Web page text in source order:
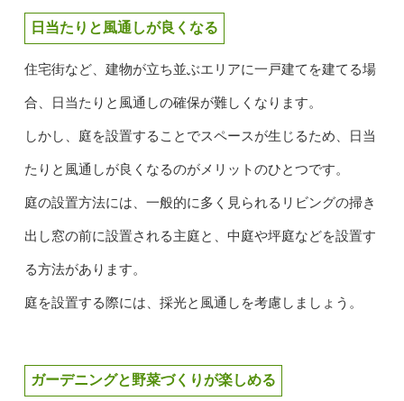
日当たりと風通しが良くなる
住宅街など、建物が立ち並ぶエリアに一戸建てを建てる場
合、日当たりと風通しの確保が難しくなります。
しかし、庭を設置することでスペースが生じるため、日当
たりと風通しが良くなるのがメリットのひとつです。
庭の設置方法には、一般的に多く見られるリビングの掃き
出し窓の前に設置される主庭と、中庭や坪庭などを設置す
る方法があります。
庭を設置する際には、採光と風通しを考慮しましょう。
ガーデニングと野菜づくりが楽しめる